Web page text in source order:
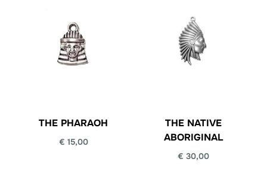
THE PHARAOH
€ 15,00
THE NATIVE
ABORIGINAL
€ 30,00